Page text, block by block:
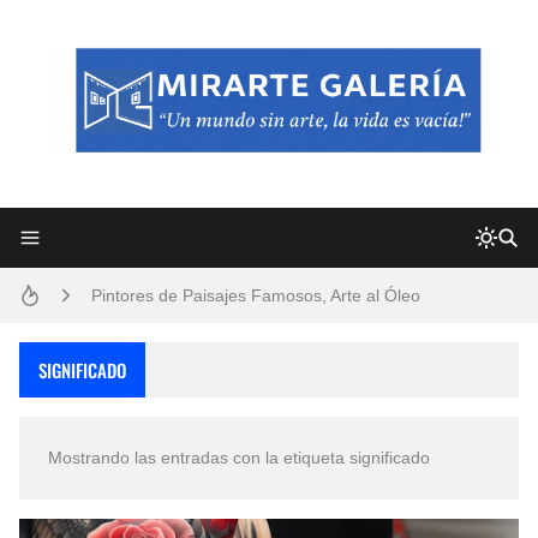
Pintores de Paisajes Famosos, Arte al Óleo
San Valentín Dibujos a Lápiz del 14 de Febrero
SIGNIFICADO
Mostrando las entradas con la etiqueta significado